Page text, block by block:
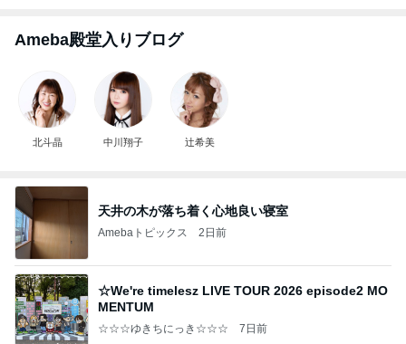
Ameba殿堂入りブログ
北斗晶 中川翔子 辻希美
天井の木が落ち着く心地良い寝室
Amebaトピックス 2日前
☆We're timelesz LIVE TOUR 2026 episode2 MO
MENTUM
☆☆☆ゆきちにっき☆☆☆ 7日前